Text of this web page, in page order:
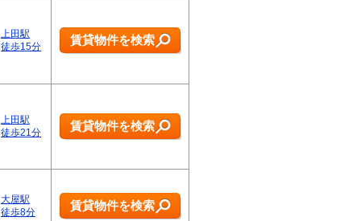
上田駅
徒歩15分
賃貸物件を検索
上田駅
徒歩21分
賃貸物件を検索
大屋駅
徒歩8分
賃貸物件を検索